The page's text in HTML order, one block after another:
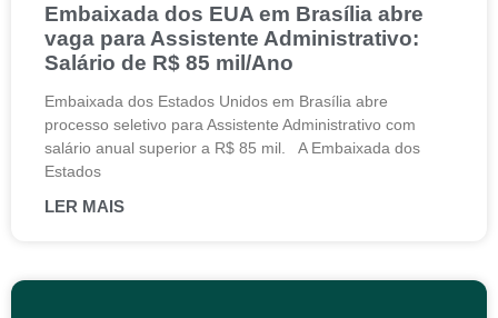
Embaixada dos EUA em Brasília abre
vaga para Assistente Administrativo:
Salário de R$ 85 mil/Ano
Embaixada dos Estados Unidos em Brasília abre
processo seletivo para Assistente Administrativo com
salário anual superior a R$ 85 mil. A Embaixada dos
Estados
LER MAIS